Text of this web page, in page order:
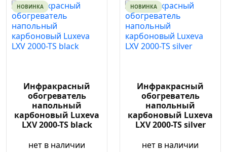
НОВИНКА
Инфракрасный
обогреватель
напольный
карбоновый Luxeva
LXV 2000-TS black
нет в наличии
НОВИНКА
Инфракрасный
обогреватель
напольный
карбоновый Luxeva
LXV 2000-TS silver
нет в наличии